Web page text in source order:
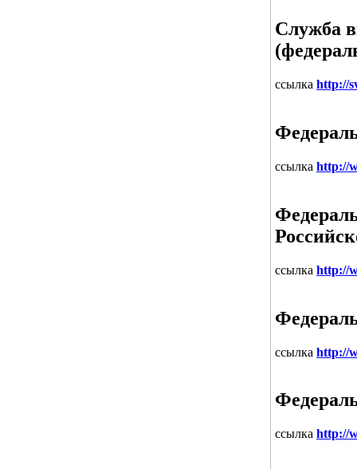
Служба
ссылка http://
ссылка http://
ссылка http://
ссылка http://
ссылка http://